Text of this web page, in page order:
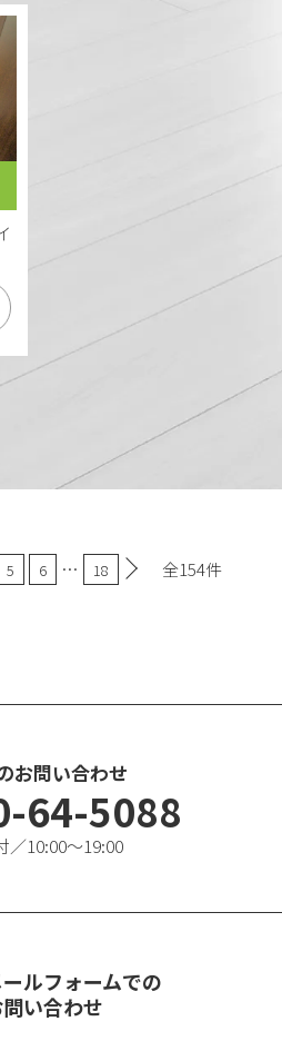
5 6 … 18 全154件
お問い合わせ
64-5088
／10:00〜19:00
ルフォームでの
い合わせ